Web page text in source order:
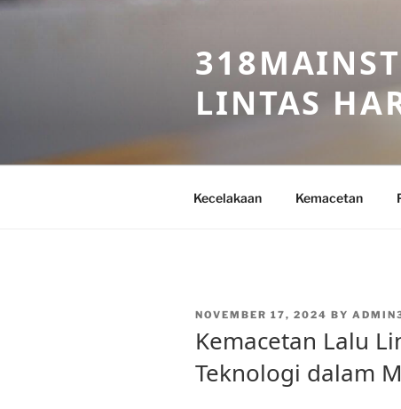
Skip
LINTAS
Kecelakaan Kemacetan
POSTED
NOVEMBER 17, 2024 BY
Kemacetan Lalu
Teknologi dalam